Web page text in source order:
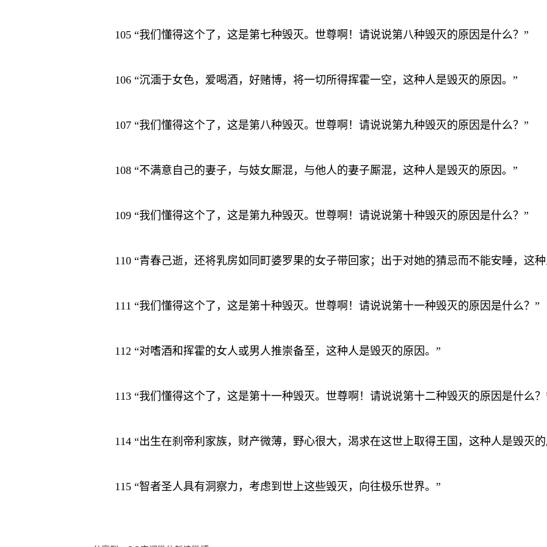
105 “我们懂得这个了，这是第七种毁灭。世尊啊！请说说第八种毁灭的原因是什么？”
106 “沉湎于女色，爱喝酒，好赌博，将一切所得挥霍一空，这种人是毁灭的原因。”
107 “我们懂得这个了，这是第八种毁灭。世尊啊！请说说第九种毁灭的原因是什么？”
108 “不满意自己的妻子，与妓女厮混，与他人的妻子厮混，这种人是毁灭的原因。”
109 “我们懂得这个了，这是第九种毁灭。世尊啊！请说说第十种毁灭的原因是什么？”
110 “青春己逝，还将乳房如同町婆罗果的女子带回家；出于对她的猜忌而不能安睡，这
111 “我们懂得这个了，这是第十种毁灭。世尊啊！请说说第十一种毁灭的原因是什么？”
112 “对嗜酒和挥霍的女人或男人推崇备至，这种人是毁灭的原因。”
113 “我们懂得这个了，这是第十一种毁灭。世尊啊！请说说第十二种毁灭的原因是什么？
114 “出生在刹帝利家族，财产微薄，野心很大，渴求在这世上取得王国，这种人是毁灭的
115 “智者圣人具有洞察力，考虑到世上这些毁灭，向往极乐世界。”